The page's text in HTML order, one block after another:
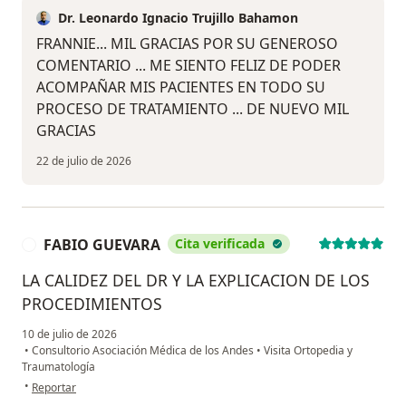
Dr. Leonardo Ignacio Trujillo Bahamon
FRANNIE... MIL GRACIAS POR SU GENEROSO
COMENTARIO ... ME SIENTO FELIZ DE PODER
ACOMPAÑAR MIS PACIENTES EN TODO SU
PROCESO DE TRATAMIENTO ... DE NUEVO MIL
GRACIAS
22 de julio de 2026
FABIO GUEVARA Cita verificada
LA CALIDEZ DEL DR Y LA EXPLICACION DE LOS
PROCEDIMIENTOS
10 de julio de 2026
• Consultorio Asociación Médica de los Andes • Visita Ortopedia y
Traumatología
• en opinión del usuario FABIO GUEVARA
Reportar